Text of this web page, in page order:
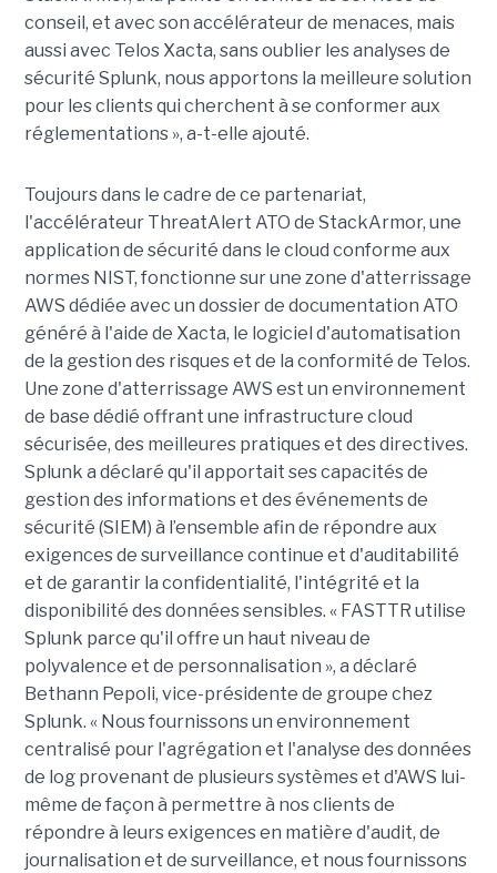
conseil, et avec son accélérateur de menaces, mais
aussi avec Telos Xacta, sans oublier les analyses de
sécurité Splunk, nous apportons la meilleure solution
pour les clients qui cherchent à se conformer aux
réglementations », a-t-elle ajouté.
Toujours dans le cadre de ce partenariat,
l'accélérateur ThreatAlert ATO de StackArmor, une
application de sécurité dans le cloud conforme aux
normes NIST, fonctionne sur une zone d'atterrissage
AWS dédiée avec un dossier de documentation ATO
généré à l'aide de Xacta, le logiciel d'automatisation
de la gestion des risques et de la conformité de Telos.
Une zone d'atterrissage AWS est un environnement
de base dédié offrant une infrastructure cloud
sécurisée, des meilleures pratiques et des directives.
Splunk a déclaré qu'il apportait ses capacités de
gestion des informations et des événements de
sécurité (SIEM) à l’ensemble afin de répondre aux
exigences de surveillance continue et d'auditabilité
et de garantir la confidentialité, l'intégrité et la
disponibilité des données sensibles. « FASTTR utilise
Splunk parce qu'il offre un haut niveau de
polyvalence et de personnalisation », a déclaré
Bethann Pepoli, vice-présidente de groupe chez
Splunk. « Nous fournissons un environnement
centralisé pour l'agrégation et l'analyse des données
de log provenant de plusieurs systèmes et d'AWS lui-
même de façon à permettre à nos clients de
répondre à leurs exigences en matière d'audit, de
journalisation et de surveillance, et nous fournissons